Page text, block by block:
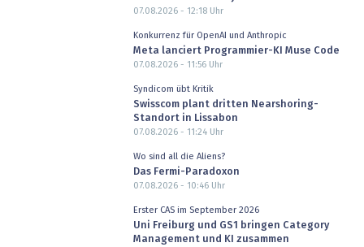
07.08.2026 - 12:18Uhr
Konkurrenz für OpenAI und Anthropic
Meta lanciert Programmier-KI Muse Code
07.08.2026 - 11:56Uhr
Syndicom übt Kritik
Swisscom plant dritten Nearshoring-
Standort in Lissabon
07.08.2026 - 11:24Uhr
Wo sind all die Aliens?
Das Fermi-Paradoxon
07.08.2026 - 10:46Uhr
Erster CAS im September 2026
Uni Freiburg und GS1 bringen Category
Management und KI zusammen